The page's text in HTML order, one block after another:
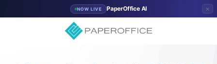
NOW LIVE PaperOffice AI ×